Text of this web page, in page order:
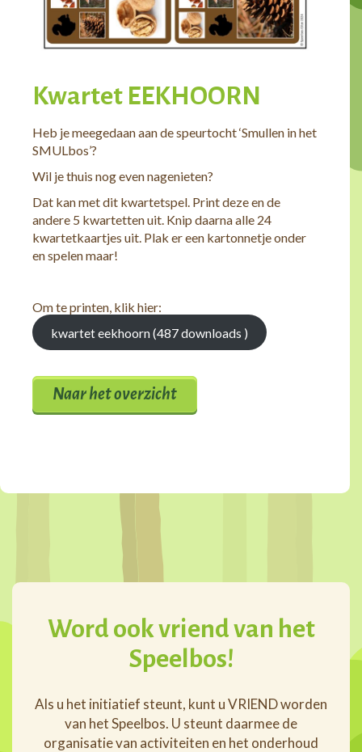
Kwartet EEKHOORN
Heb je meegedaan aan de speurtocht ‘Smullen in het
SMULbos’?
Wil je thuis nog even nagenieten?
Dat kan met dit kwartetspel. Print deze en de
andere 5 kwartetten uit. Knip daarna alle 24
kwartetkaartjes uit. Plak er een kartonnetje onder
en spelen maar!
Om te printen, klik hier:
kwartet eekhoorn (487 downloads )
Naar het overzicht
Word ook vriend van het
Speelbos!
Als u het initiatief steunt, kunt u VRIEND worden
van het Speelbos. U steunt daarmee de
organisatie van activiteiten en het onderhoud